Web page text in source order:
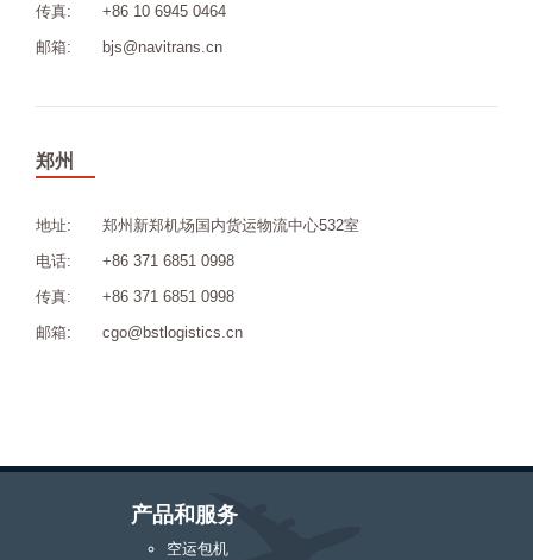
传真:
+86 10 6945 0464
邮箱:
bjs@navitrans.cn
郑州
地址:
郑州新郑机场国内货运物流中心532室
电话:
+86 371 6851 0998
传真:
+86 371 6851 0998
邮箱:
cgo@bstlogistics.cn
产品和服务
空运包机